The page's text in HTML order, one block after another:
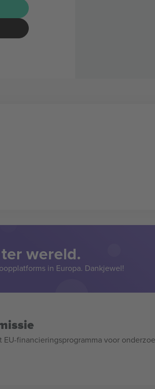
wereld.
in Europa. Dankjewel!
financieringsprogramma voor